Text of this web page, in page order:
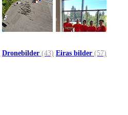
Dronebilder (43) Eiras bilder (57)